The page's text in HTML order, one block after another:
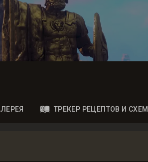
ТРЕКЕР РЕЦЕПТОВ И СХЕМ